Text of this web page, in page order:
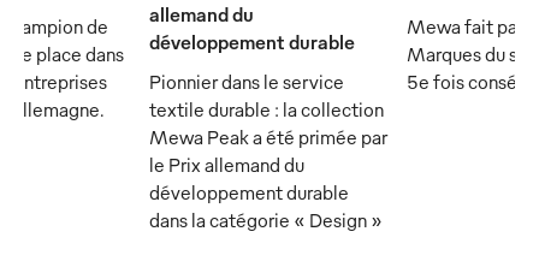
de
se place dans
entreprises
Allemagne.
allemand du
développement durable
Pionnier dans le service
textile durable : la collection
Mewa Peak a été primée par
le Prix allemand du
développement durable
dans la catégorie « Design »
Mewa fait
Marques du
5e fois